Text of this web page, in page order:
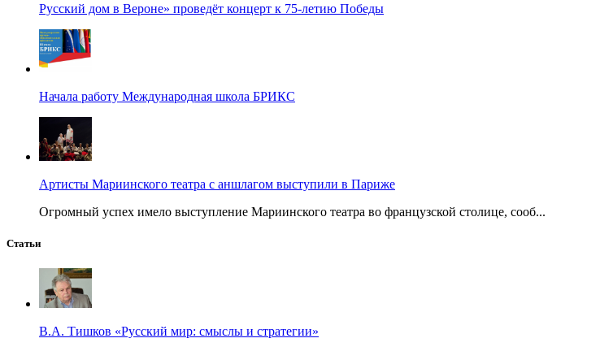
Русский дом в Вероне» проведёт концерт к 75-летию Победы
Начала работу Международная школа БРИКС
Артисты Мариинского театра с аншлагом выступили в Париже
Огромный успех имело выступление Мариинского театра во французской столице, сооб...
Статьи
В.А. Тишков «Русский мир: смыслы и стратегии»